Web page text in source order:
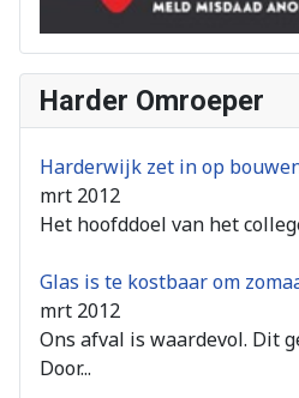
Harder Omroeper
Harderwijk zet in op
mrt 2012
Het hoofddoel van het
Glas is te kostbaar om
mrt 2012
Ons afval is waardevol. Dit
Door...